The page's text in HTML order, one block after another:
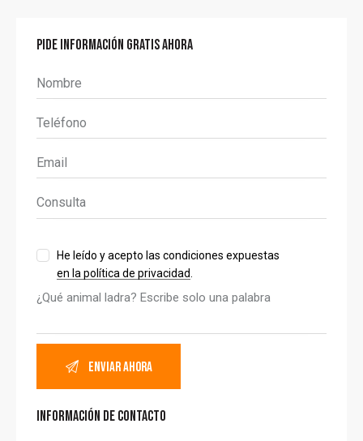
PIDE INFORMACIÓN GRATIS AHORA
He leído y acepto las condiciones expuestas
en la política de privacidad
¿Qué animal ladra? Escribe solo una palabra
INFORMACIÓN DE CONTACTO